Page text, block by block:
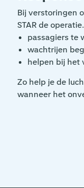
Bij verstoringen
STAR de
passagiers te
wachtrijen
helpen bij het
Zo help je de
wanneer het